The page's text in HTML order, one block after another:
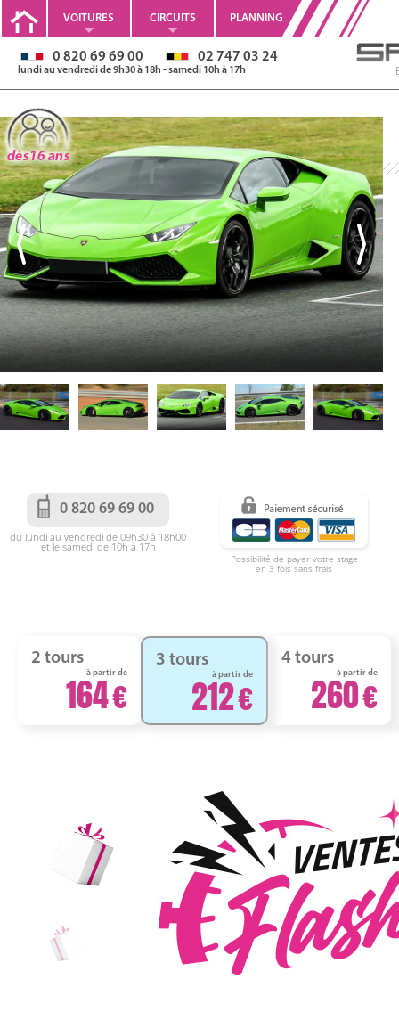
VOITURES CIRCUITS PLANNING
0 820 69 69 00 02 747 03 24
lundi au vendredi de 9h30 à 18h - samedi 10h à 17h
0 820 69 69 00
du lundi au vendredi de 09h30 à 18h00
et le samedi de 10h à 17h
Possibilité de payer votre stage
en 3 fois sans frais
2 tours
à partir de
164
3 tours
à partir de
212
4 tours
à partir de
260